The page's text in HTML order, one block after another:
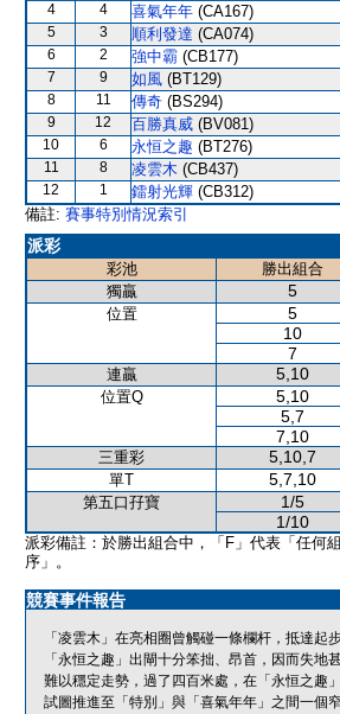
4 4 喜氣年年 (CA167)
5 3 順利發達 (CA074)
6 2 強中霸 (CB177)
7 9 如風 (BT129)
8 11 傳奇 (BS294)
9 12 百勝真威 (BV081)
10 6 永恒之趣 (BT276)
11 8 凌雲木 (CB437)
12 1 鐳射光輝 (CB312)
備註: 賽事特別情況索引
派彩
彩池 勝出組合
獨贏
5
位置 5
10
7
連贏 5,10
位置Q 5,10
5,7
7,10
三重彩 5,10,7
單T 5,7,10
第五口孖寶 1/5
1/10
派彩備註：於勝出組合中，「F」代表「任何
序」。
競賽事件報告
「凌雲木」在亮相圈曾觸碰一條欄杆，抵達
「永恒之趣」出閘十分笨拙、昂首，因而失
難以穩定走勢，過了四百米處，在「永恒之趣
試圖推進至「特別」與「喜氣年年」之間一個